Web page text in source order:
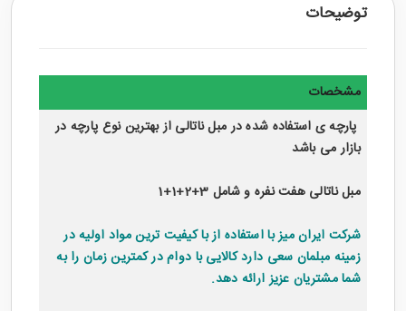
توضیحات
مشخصات
پارچه ی استفاده شده در مبل ناتالی از بهترین نوع پارچه در
بازار می باشد
مبل ناتالی هفت نفره و شامل 3+2+1+1
شرکت ایران میز با استفاده از با کیفیت ترین مواد اولیه در
زمینه مبلمان سعی دارد کالایی با دوام در کمترین زمان را به
شما مشتریان عزیز ارائه دهد.